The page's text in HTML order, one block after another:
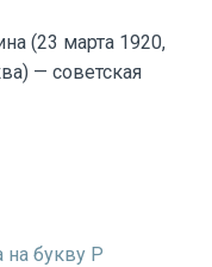
(23 марта 1920,
— советская
букву Р